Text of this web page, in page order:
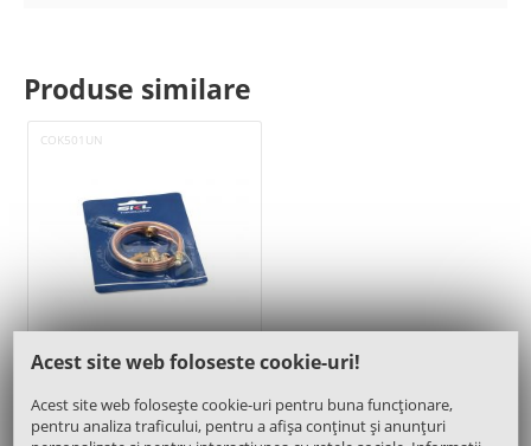
Produse similare
COK501UN
Termocupla aragaz 900mm
Acest site web foloseste cookie-uri!
Acest site web folosește cookie-uri pentru buna funcționare,
pentru analiza traficului, pentru a afișa conținut și anunțuri